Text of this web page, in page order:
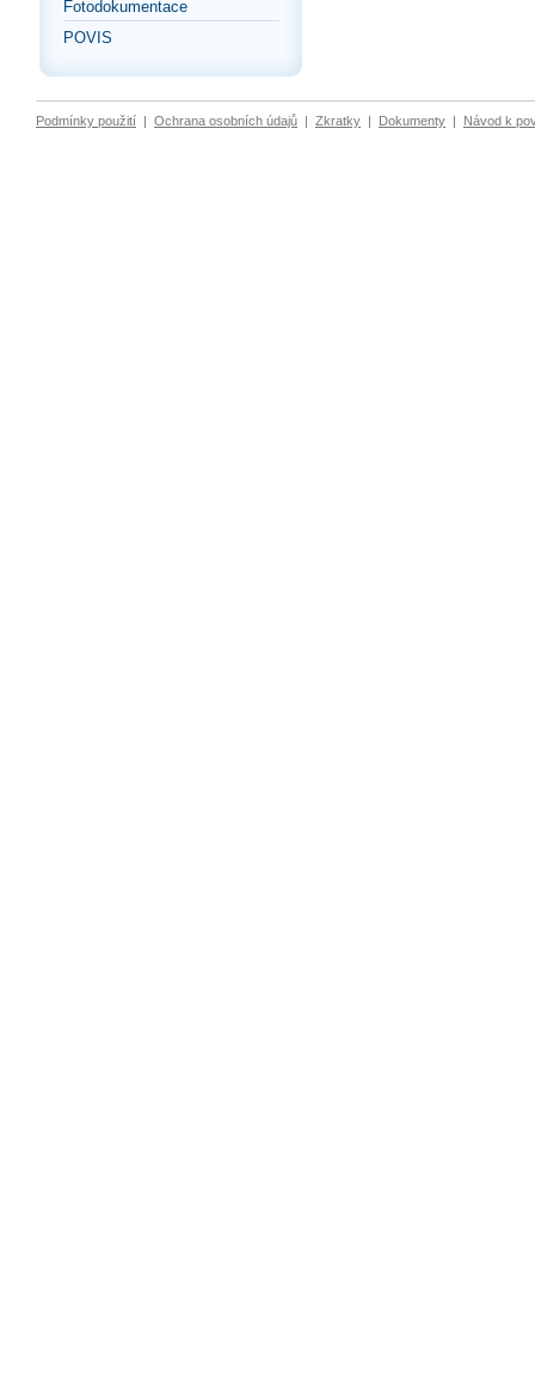
Fotodokumentace
POVIS
Podmínky použití | Ochrana osobních údajů | Zkratky | Dokumenty | Návod k